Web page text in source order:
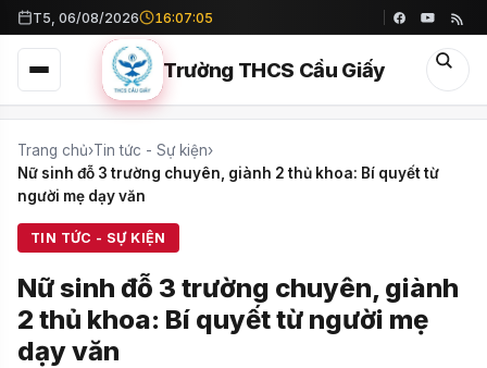
T5, 06/08/2026 16:07:06
Trường THCS Cầu Giấy
Trang chủ›Tin tức - Sự kiện›
Nữ sinh đỗ 3 trường chuyên, giành 2 thủ khoa: Bí quyết từ
người mẹ dạy văn
TIN TỨC - SỰ KIỆN
Nữ sinh đỗ 3 trường chuyên, giành
2 thủ khoa: Bí quyết từ người mẹ
dạy văn